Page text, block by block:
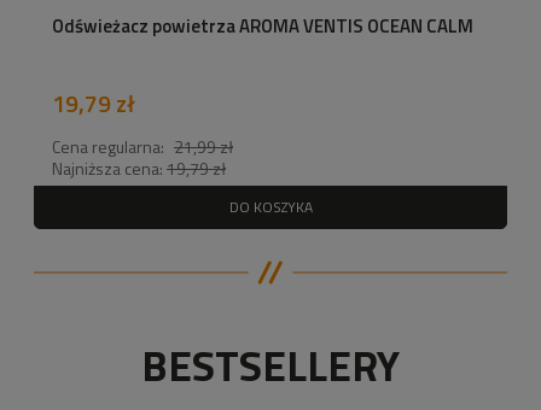
Odświeżacz powietrza AROMA VENTIS OCEAN CALM
19,79 zł
Cena regularna: 21,99 zł
Najniższa cena:19,79 zł
DO KOSZYKA
BESTSELLERY